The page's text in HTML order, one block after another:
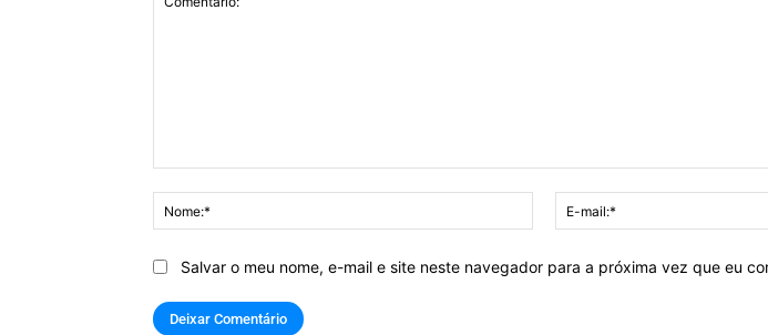
Nome:*
Salvar o meu nome, e-mail e site neste navegador para a próxima vez que eu